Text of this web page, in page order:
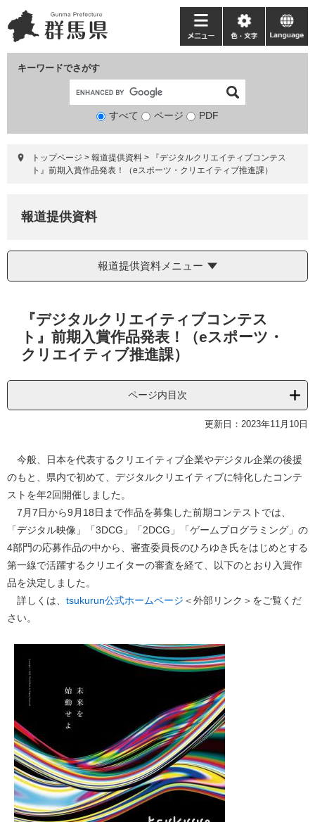
ー
ジ
ニ
ュ
て
キーワードでさがす
検
象
すべて ページ PDF
メ
ニ
ー
色・
文
language
トップページ > 報道提供資料 >
『デジタルクリエイティブコンテス
ト』前期入賞作品発表！（eスポーツ・クリエイティブ推進課）
報道提供資料
報道提供資料メニュー
『デジタルクリエイティブコンテス
ト』前期入賞作品発表！（eスポーツ・
クリエイティブ推進課）
ページ内目次
更新日：2023年11月10日
今般、日本を代表するクリエイティブ企業やデジタル企業の後援
のもと、県内で初めて、デジタルクリエイティブに特化したコンテ
ストを年2回開催しました。
7月7日から9月18日まで作品を募集した前期コンテストでは、
「デジタル映像」「3DCG」「2DCG」「ゲームプログラミング」の
4部門の応募作品の中から、審査委員長のひろゆき氏をはじめとする
第一線で活躍するクリエイターの審査を経て、以下のとおり入賞作
品を決定しました。
詳しくは、 tsukurun公式ホームページ ＜外部リンク＞ をご覧くだ
さい。